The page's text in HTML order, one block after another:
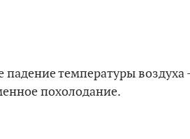
температуры воздуха
похолодание.